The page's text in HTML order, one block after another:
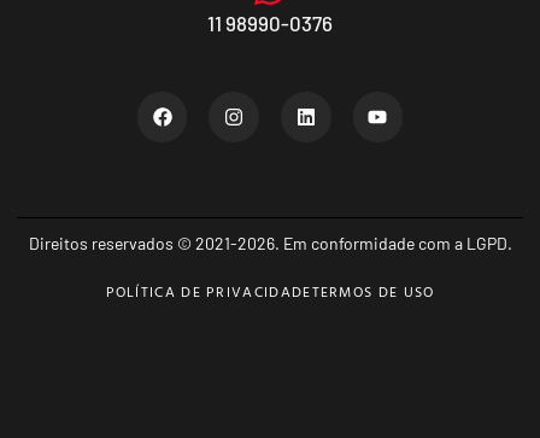
11 98990-0376
Direitos reservados © 2021-2026. Em conformidade com a LGPD.
POLÍTICA DE PRIVACIDADETERMOS DE USO